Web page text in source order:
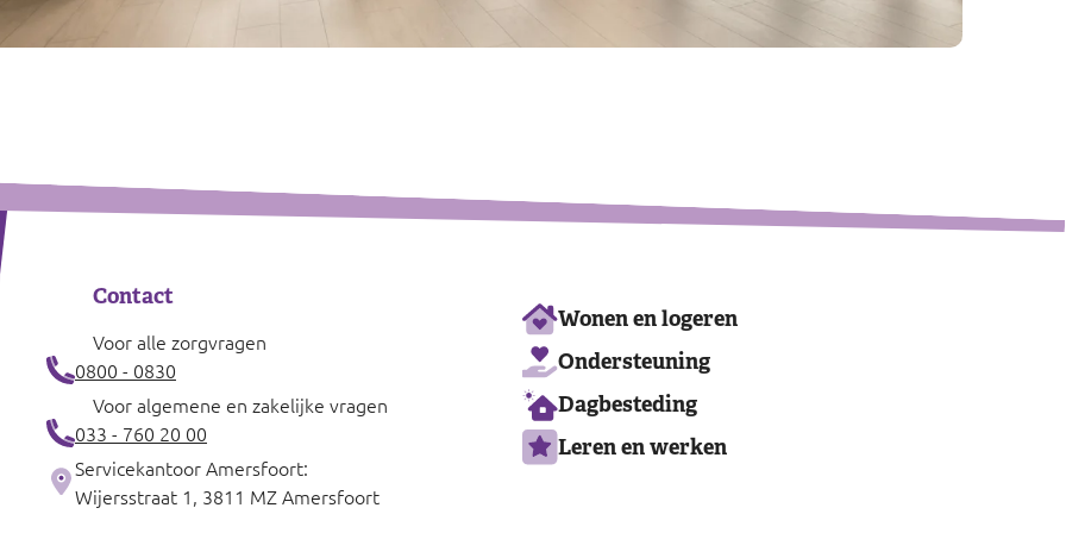
Leaflet|©OpenStreetMapcontributors
Contact
Voor alle zorgvragen
0800 - 0830
Voor algemene en zakelijke vragen
033 - 760 20 00
Servicekantoor Amersfoort:
Wijersstraat 1, 3811 MZ Amersfoort
Ons
aanbod
Wonen en logeren
Ondersteuning
Dagbesteding
Leren en werken